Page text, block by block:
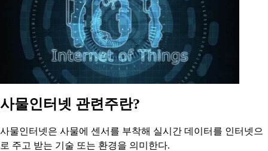
사물인터넷 관련주란?
사물인터넷은 사물에 센서를 부착해 실시간 데이터를 인터넷으
로 주고 받는 기술 또는 환경을 의미한다.